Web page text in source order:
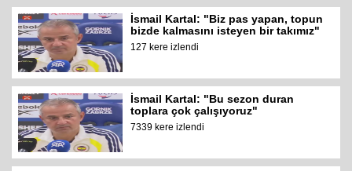
İsmail Kartal: "Biz pas yapan, topun
bizde kalmasını isteyen bir takımız"
127 kere izlendi
İsmail Kartal: "Bu sezon duran
toplara çok çalışıyoruz"
7339 kere izlendi